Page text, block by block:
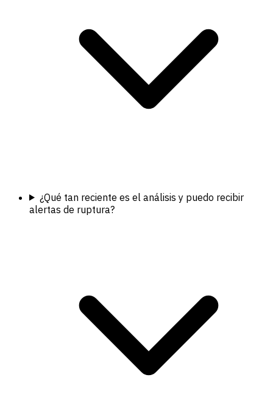
¿Qué tan reciente es el análisis y puedo recibir
alertas de ruptura?